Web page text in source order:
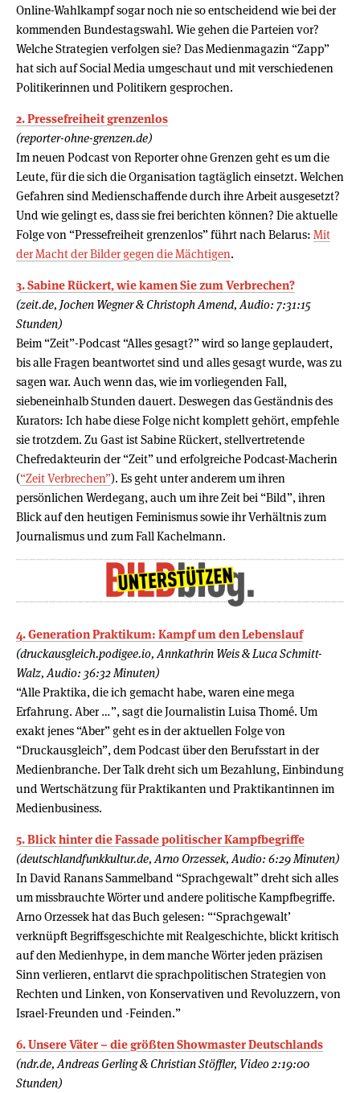
Online-Wahlkampf sogar noch nie so entscheidend wie bei der
kommenden Bundestagswahl. Wie gehen die Parteien vor?
Welche Strategien verfolgen sie? Das Medienmagazin “Zapp”
hat sich auf Social Media umgeschaut und mit verschiedenen
Politikerinnen und Politikern gesprochen.
2. Pressefreiheit grenzenlos
(reporter-ohne-grenzen.de)
Im neuen Podcast von Reporter ohne Grenzen geht es um die
Leute, für die sich die Organisation tagtäglich einsetzt. Welchen
Gefahren sind Medienschaffende durch ihre Arbeit ausgesetzt?
Und wie gelingt es, dass sie frei berichten können? Die aktuelle
Folge von “Pressefreiheit grenzenlos” führt nach Belarus: Mit
der Macht der Bilder gegen die Mächtigen.
3. Sabine Rückert, wie kamen Sie zum Verbrechen?
(zeit.de, Jochen Wegner & Christoph Amend, Audio: 7:31:15
Stunden)
Beim “Zeit”-Podcast “Alles gesagt?” wird so lange geplaudert,
bis alle Fragen beantwortet sind und alles gesagt wurde, was zu
sagen war. Auch wenn das, wie im vorliegenden Fall,
siebeneinhalb Stunden dauert. Deswegen das Geständnis des
Kurators: Ich habe diese Folge nicht komplett gehört, empfehle
sie trotzdem. Zu Gast ist Sabine Rückert, stellvertretende
Chefredakteurin der “Zeit” und erfolgreiche Podcast-Macherin
(“Zeit Verbrechen”). Es geht unter anderem um ihren
persönlichen Werdegang, auch um ihre Zeit bei “Bild”, ihren
Blick auf den heutigen Feminismus sowie ihr Verhältnis zum
Journalismus und zum Fall Kachelmann.
4. Generation Praktikum: Kampf um den Lebenslauf
(druckausgleich.podigee.io, Annkathrin Weis & Luca Schmitt-
Walz, Audio: 36:32 Minuten)
“Alle Praktika, die ich gemacht habe, waren eine mega
Erfahrung. Aber …”, sagt die Journalistin Luisa Thomé. Um
exakt jenes “Aber” geht es in der aktuellen Folge von
“Druckausgleich”, dem Podcast über den Berufsstart in der
Medienbranche. Der Talk dreht sich um Bezahlung, Einbindung
und Wertschätzung für Praktikanten und Praktikantinnen im
Medienbusiness.
5. Blick hinter die Fassade politischer Kampfbegriffe
(deutschlandfunkkultur.de, Arno Orzessek, Audio: 6:29 Minuten)
In David Ranans Sammelband “Sprachgewalt” dreht sich alles
um missbrauchte Wörter und andere politische Kampfbegriffe.
Arno Orzessek hat das Buch gelesen: “‘Sprachgewalt’
verknüpft Begriffsgeschichte mit Realgeschichte, blickt kritisch
auf den Medienhype, in dem manche Wörter jeden präzisen
Sinn verlieren, entlarvt die sprachpolitischen Strategien von
Rechten und Linken, von Konservativen und Revoluzzern, von
Israel-Freunden und -Feinden.”
6. Unsere Väter – die größten Showmaster Deutschlands
(ndr.de, Andreas Gerling & Christian Stöffler, Video 2:19:00
Stunden)